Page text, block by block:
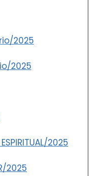
2025
2025
2025
2025